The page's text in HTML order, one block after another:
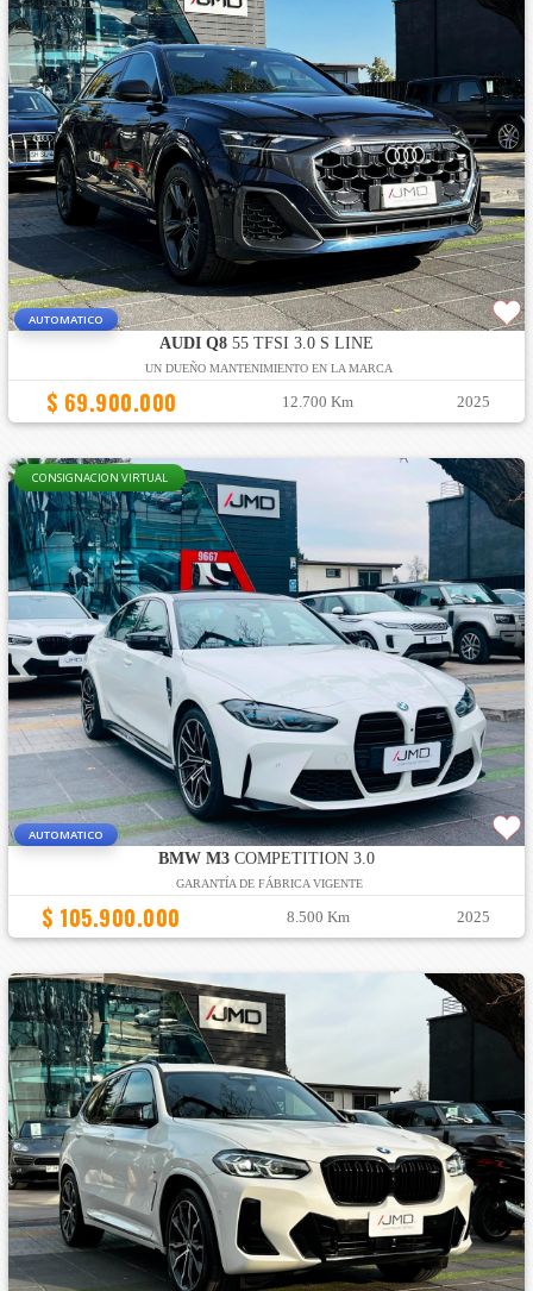
AUTOMATICO
AUDI Q855 TFSI 3.0 S LINE
UN DUEÑO MANTENIMIENTO EN LA MARCA
$ 69.900.000 12.700 Km 2025
CONSIGNACION VIRTUAL
AUTOMATICO
BMW M3COMPETITION 3.0
GARANTÍA DE FÁBRICA VIGENTE
$ 105.900.000 8.500 Km 2025